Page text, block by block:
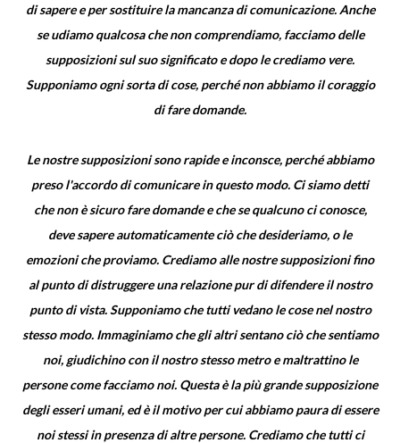
di sapere e per sostituire la mancanza di comunicazione. Anche
se udiamo qualcosa che non comprendiamo, facciamo delle
supposizioni sul suo significato e dopo le crediamo vere.
Supponiamo ogni sorta di cose, perché non abbiamo il coraggio
di fare domande.
Le nostre supposizioni sono rapide e inconsce, perché abbiamo
preso l'accordo di comunicare in questo modo. Ci siamo detti
che non è sicuro fare domande e che se qualcuno ci conosce,
deve sapere automaticamente ciò che desideriamo, o le
emozioni che proviamo. Crediamo alle nostre supposizioni fino
al punto di distruggere una relazione pur di difendere il nostro
punto di vista. Supponiamo che tutti vedano le cose nel nostro
stesso modo. Immaginiamo che gli altri sentano ciò che sentiamo
noi, giudichino con il nostro stesso metro e maltrattino le
persone come facciamo noi. Questa è la più grande supposizione
degli esseri umani, ed è il motivo per cui abbiamo paura di essere
noi stessi in presenza di altre persone. Crediamo che tutti ci